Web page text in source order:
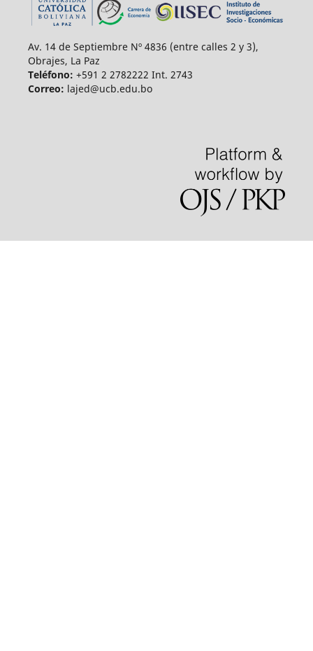
Av. 14 de Septiembre Nº 4836 (entre calles 2 y 3),
Obrajes, La Paz
Teléfono: +591 2 2782222 Int. 2743
Correo: lajed@ucb.edu.bo